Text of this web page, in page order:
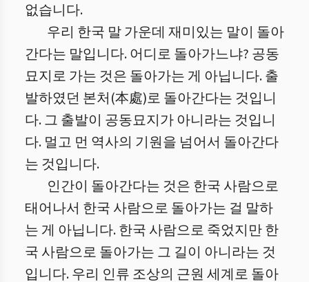
없습니다.
우리 한국 말 가운데 재미있는 말이 돌아
간다는 말입니다. 어디로 돌아가느냐? 공동
묘지로 가는 것은 돌아가는 게 아닙니다. 출
발하였던 본처(本處)로 돌아간다는 것입니
다. 그 출발이 공동묘지가 아니라는 것입니
다. 멀고 먼 역사의 기원을 넘어서 돌아간다
는 것입니다.
인간이 돌아간다는 것은 한국 사람으로
태어나서 한국 사람으로 돌아가는 걸 말하
는 게 아닙니다. 한국 사람으로 죽었지만 한
국 사람으로 돌아가는 그 길이 아니라는 것
입니다. 우리 인류 조상의 근원 세계로 돌아